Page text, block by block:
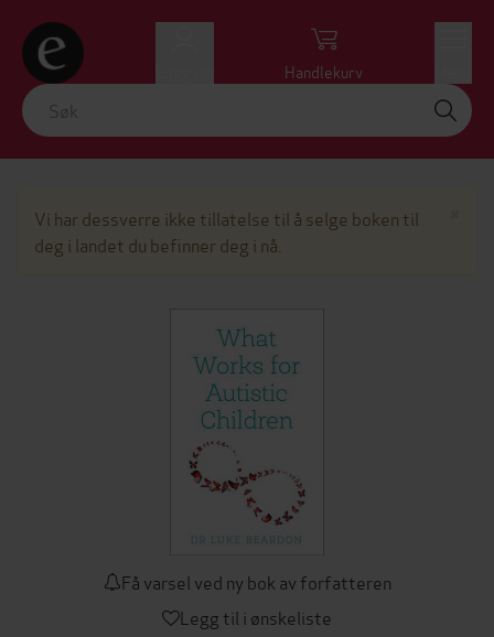
Handlekurv
Vi har dessverre ikke tillatelse til å selge boken til
deg i landet du befinner deg i nå.
Få varsel ved ny bok av forfatteren
Legg til i ønskeliste